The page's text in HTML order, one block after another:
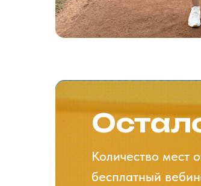
Количество мест
бесплатный